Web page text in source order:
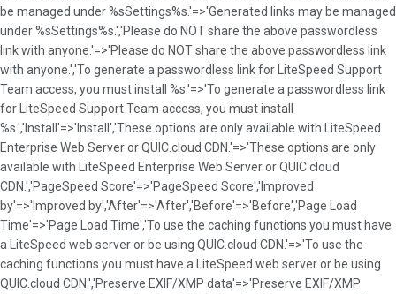
be managed under %sSettings%s.'=>'Generated links may be managed
under %sSettings%s.','Please do NOT share the above passwordless
link with anyone.'=>'Please do NOT share the above passwordless link
with anyone.','To generate a passwordless link for LiteSpeed Support
Team access, you must install %s.'=>'To generate a passwordless link
for LiteSpeed Support Team access, you must install
%s.','Install'=>'Install','These options are only available with LiteSpeed
Enterprise Web Server or QUIC.cloud CDN.'=>'These options are only
available with LiteSpeed Enterprise Web Server or QUIC.cloud
CDN.','PageSpeed Score'=>'PageSpeed Score','Improved
by'=>'Improved by','After'=>'After','Before'=>'Before','Page Load
Time'=>'Page Load Time','To use the caching functions you must have
a LiteSpeed web server or be using QUIC.cloud CDN.'=>'To use the
caching functions you must have a LiteSpeed web server or be using
QUIC.cloud CDN.','Preserve EXIF/XMP data'=>'Preserve EXIF/XMP